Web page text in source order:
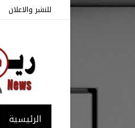
للنشر والاعلان
الرئيسية